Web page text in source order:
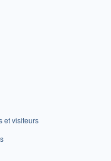
et visiteurs